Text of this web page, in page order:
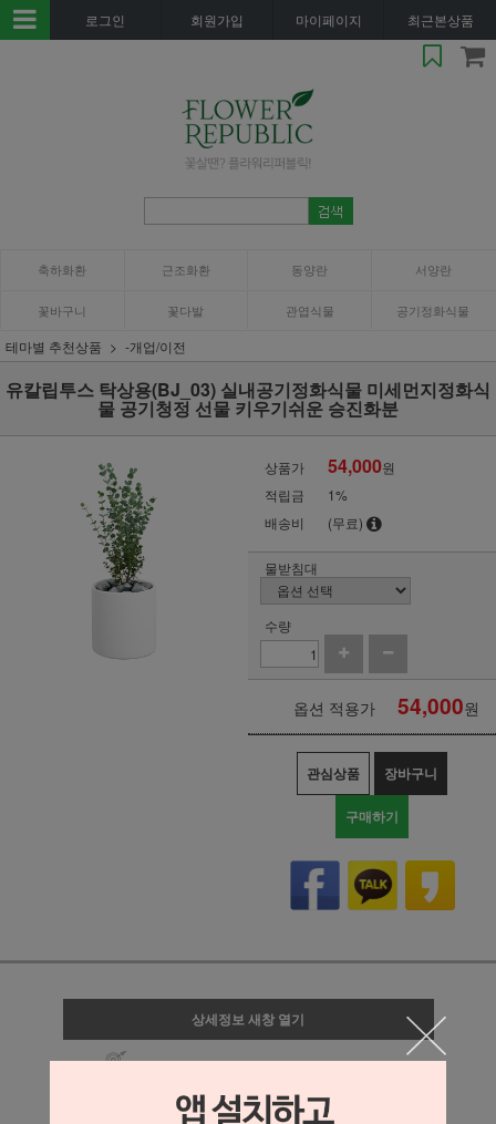
로그인 회원가입 마이페이지 최근본상품
축하화환 근조화환 동양란 서양란
꽃바구니 꽃다발 관엽식물 공기정화식물
테마별 추천상품 -개업/이전
유칼립투스 탁상용(BJ_03) 실내공기정화식물 미세먼지정화식
물 공기청정 선물 키우기쉬운 승진화분
상품가 54,000원
적립금
1%
배송비
(무료)
물받침대
수량
옵션 적용가 54,000원
관심상품 장바구니
구매하기
상세정보 새창 열기